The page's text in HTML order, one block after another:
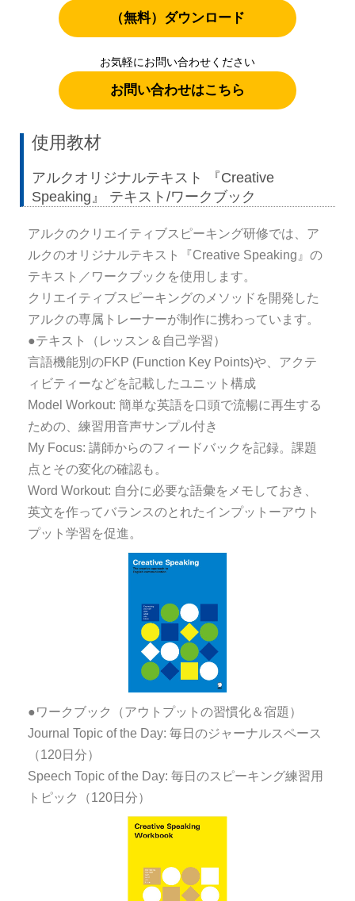
（無料）ダウンロード
お気軽にお問い合わせください
お問い合わせはこちら
使用教材
アルクオリジナルテキスト 『Creative
Speaking』 テキスト/ワークブック
アルクのクリエイティブスピーキング研修では、ア
ルクのオリジナルテキスト『Creative Speaking』の
テキスト／ワークブックを使用します。
クリエイティブスピーキングのメソッドを開発した
アルクの専属トレーナーが制作に携わっています。
●テキスト（レッスン＆自己学習）
言語機能別のFKP (Function Key Points)や、アクテ
ィビティーなどを記載したユニット構成
Model Workout: 簡単な英語を口頭で流暢に再生する
ための、練習用音声サンプル付き
My Focus: 講師からのフィードバックを記録。課題
点とその変化の確認も。
Word Workout: 自分に必要な語彙をメモしておき、
英文を作ってバランスのとれたインプットーアウト
プット学習を促進。
●ワークブック（アウトプットの習慣化＆宿題）
Journal Topic of the Day: 毎日のジャーナルスペース
（120日分）
Speech Topic of the Day: 毎日のスピーキング練習用
トピック（120日分）